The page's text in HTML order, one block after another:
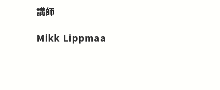
講師
Mikk Lippmaa